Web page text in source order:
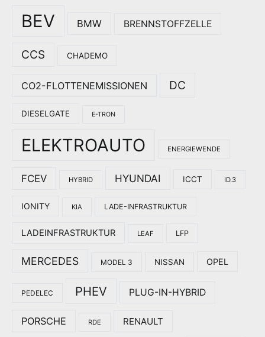
BEV BMW BRENNSTOFFZELLE
CCS CHADEMO
CO2-FLOTTENEMISSIONEN DC
DIESELGATE E-TRON
ELEKTROAUTO ENERGIEWENDE
FCEV HYBRID HYUNDAI ICCT ID.3
IONITY KIA LADE-INFRASTRUKTUR
LADEINFRASTRUKTUR LEAF LFP
MERCEDES MODEL 3 NISSAN OPEL
PEDELEC PHEV PLUG-IN-HYBRID
PORSCHE RDE RENAULT